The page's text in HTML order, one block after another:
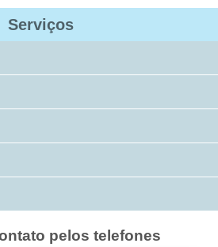
Serviços
pelos telefones